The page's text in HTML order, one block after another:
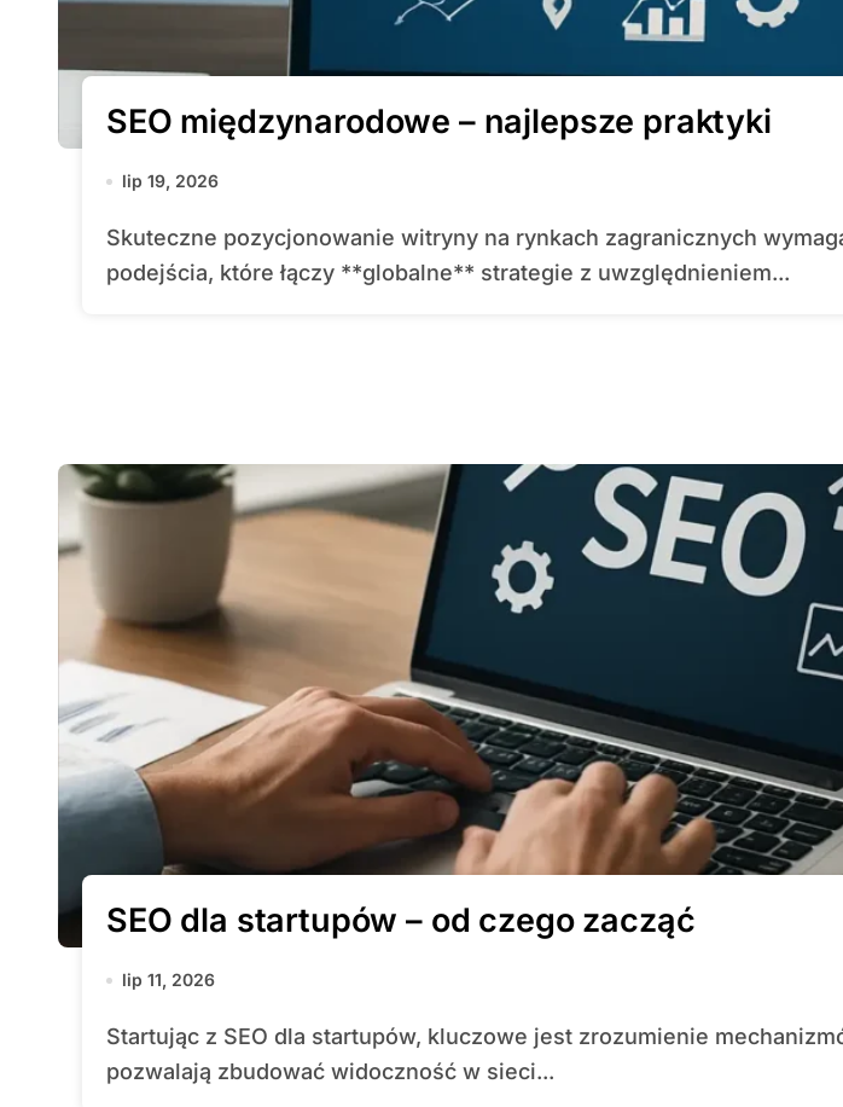
SEO międzynarodowe – najlepsze praktyki
lip 19, 2026
Skuteczne pozycjonowanie witryny na rynkach zagranicznych wymaga starannego
podejścia, które łączy **globalne** strategie z uwzględnieniem...
SEO dla startupów – od czego zacząć
lip 11, 2026
Startując z SEO dla startupów, kluczowe jest zrozumienie mechanizmów, które
pozwalają zbudować widoczność w sieci...